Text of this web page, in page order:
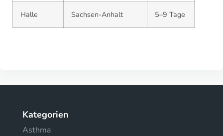
Halle Sachsen-Anhalt 5–9 Tage
Kategorien
Asthma